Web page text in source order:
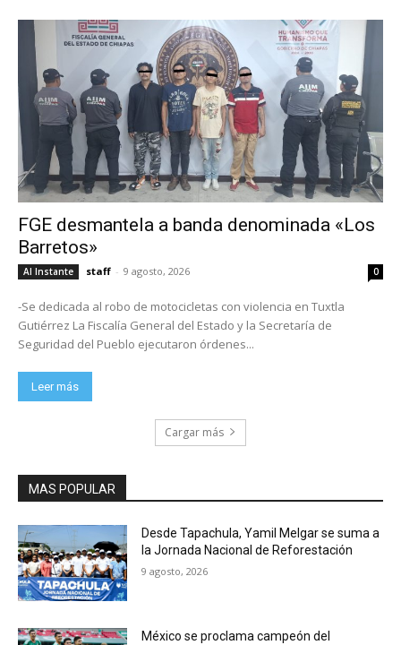
FGE desmantela a banda denominada «Los
Barretos»
Al Instante staff - 9 agosto, 2026 0
-Se dedicada al robo de motocicletas con violencia en Tuxtla
Gutiérrez La Fiscalía General del Estado y la Secretaría de
Seguridad del Pueblo ejecutaron órdenes...
Leer más
Cargar más
MAS POPULAR
Desde Tapachula, Yamil Melgar se suma a
la Jornada Nacional de Reforestación
9 agosto, 2026
México se proclama campeón del